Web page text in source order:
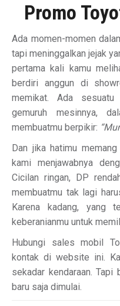
Promo
Ada momen-momen
tapi meninggalkan jejak
pertama kali kamu
berdiri anggun di
memikat. Ada
gemuruh mesinnya,
membuatmu berpikir:
Dan jika hatimu
kami menjawabnya
Cicilan ringan, DP
membuatmu tak lagi
Karena kadang, yang
keberanianmu untuk
Hubungi sales mobil
kontak di website ini.
sekadar kendaraan. Tapi
baru saja dimulai.